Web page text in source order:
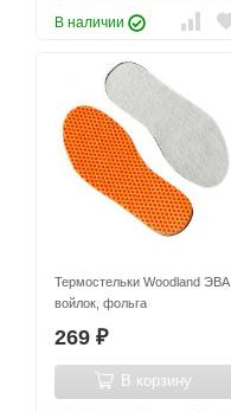
В наличии
Термостельки Woodland ЭВА,
войлок, фольга
269 ₽
В корзину